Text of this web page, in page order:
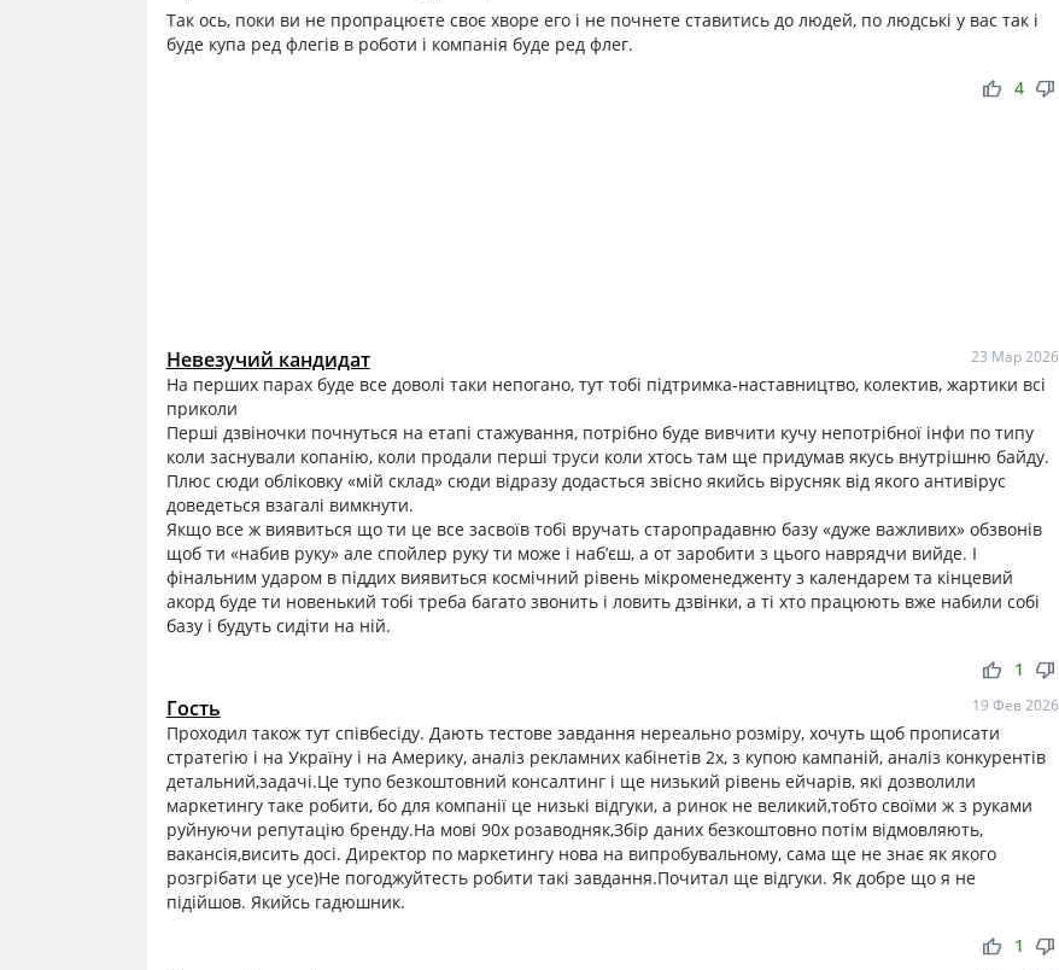
Так ось, поки ви не пропрацюєте своє хворе его і не почнете ставитись до людей, по людські у вас так і
буде купа ред флегів в роботи і компанія буде ред флег.
thumb_up thumb_down
4
Невезучий кандидат 23 Мар 2026
На перших парах буде все доволі таки непогано, тут тобі підтримка-наставництво, колектив, жартики всі
приколи
Перші дзвіночки почнуться на етапі стажування, потрібно буде вивчити кучу непотрібної інфи по типу
коли заснували копанію, коли продали перші труси коли хтось там ще придумав якусь внутрішню байду.
Плюс сюди обліковку «мій склад» сюди відразу додасться звісно якийсь вірусняк від якого антивірус
доведеться взагалі вимкнути.
Якщо все ж виявиться що ти це все засвоїв тобі вручать старопрадавню базу «дуже важливих» обзвонів
щоб ти «набив руку» але спойлер руку ти може і наб’єш, а от заробити з цього наврядчи вийде. І
фінальним ударом в піддих виявиться космічний рівень мікроменедженту з календарем та кінцевий
акорд буде ти новенький тобі треба багато звонить і ловить дзвінки, а ті хто працюють вже набили собі
базу і будуть сидіти на ній.
thumb_up thumb_down
1
Гость 19 Фев 2026
Проходил також тут співбесіду. Дають тестове завдання нереально розміру, хочуть щоб прописати
стратегію і на Україну і на Америку, аналіз рекламних кабінетів 2х, з купою кампаній, аналіз конкурентів
детальний,задачі.Це тупо безкоштовний консалтинг і ще низький рівень ейчарів, які дозволили
маркетингу таке робити, бо для компанії це низькі відгуки, а ринок не великий,тобто своїми ж з руками
руйнуючи репутацію бренду.На мові 90х розаводняк,Збір даних безкоштовно потім відмовляють,
вакансія,висить досі. Директор по маркетингу нова на випробувальному, сама ще не знає як якого
розгрібати це усе)Не погоджуйтесть робити такі завдання.Почитал ще відгуки. Як добре що я не
підійшов. Якийсь гадюшник.
thumb_up thumb_down
1